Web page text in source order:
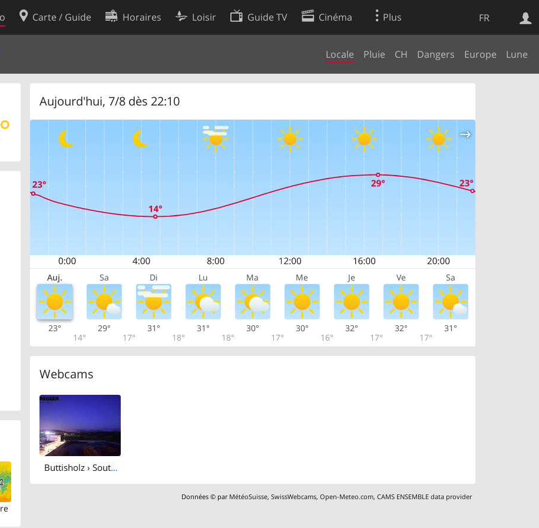
FR
Carte / Guide Horaires Loisir Guide TV Cinéma Plus
Locale Pluie CH Dangers Europe Lune
Aujourd'hui, 7/8 dès 22:10
Auj. Sa Di Lu Ma Me Je Ve Sa
23°
14°
29°
17°
31°
18°
31°
18°
30°
17°
30°
16°
32°
17°
32°
17°
31°
Webcams
Buttisholz › South: Aregger AG - Gemeinde Buttisholz
Données © par MétéoSuisse,SwissWebcams,Open-Meteo.com,CAMS ENSEMBLE data provider
Web
d’utilisation
Préférences de cookies